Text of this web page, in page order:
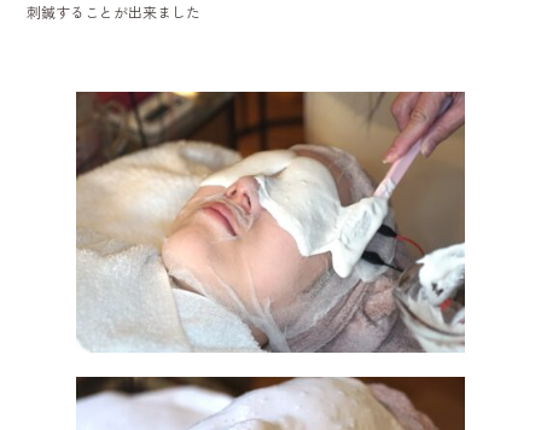
刺鍼することが出来ました